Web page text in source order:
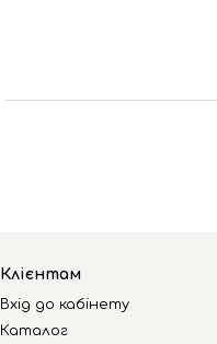
Клієнтам
Вхід до кабінету
Каталог